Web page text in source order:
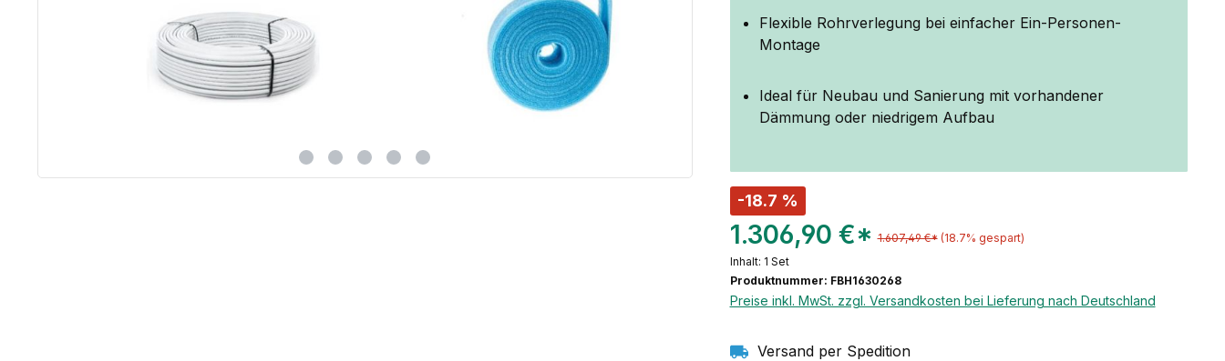
Flexible Rohrverlegung bei einfacher Ein-Personen-
Montage
Ideal für Neubau und Sanierung mit vorhandener
Dämmung oder niedrigem Aufbau
-18.7 %
1.306,90 €* 1.607,49 €* (18.7% gespart)
Inhalt: 1 Set
Produktnummer: FBH1630268
Preise inkl. MwSt. zzgl. Versandkosten bei Lieferung nach Deutschland
Versand per Spedition